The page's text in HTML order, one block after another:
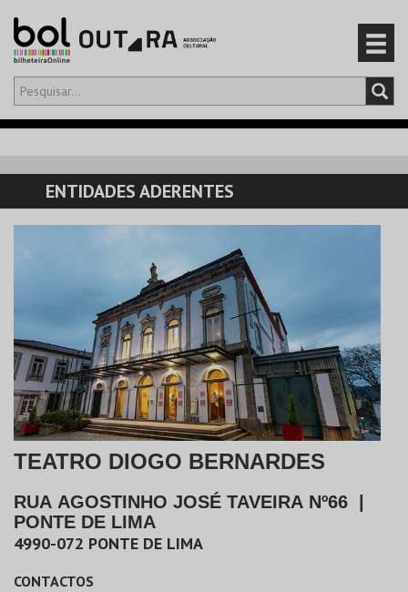
Olá,iniciar sessão
CARRINHO
EVENTOS
CARTÕES
PRODUTOS
ENTIDADES ADERENTES
TEATRO DIOGO BERNARDES
RUA AGOSTINHO JOSÉ TAVEIRA Nº66
PONTE DE LIMA
4990-072 PONTE DE LIMA
CONTACTOS